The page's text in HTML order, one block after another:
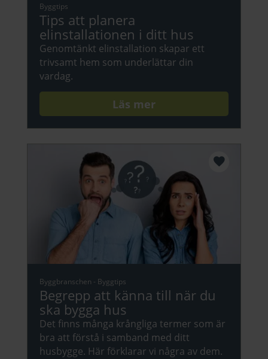
Byggtips
Tips att planera
elinstallationen i ditt hus
Genomtänkt elinstallation skapar ett
trivsamt hem som underlättar din
vardag.
Läs mer
Byggbranschen - Byggtips
Begrepp att känna till när du
ska bygga hus
Det finns många krångliga termer som är
bra att förstå i samband med ditt
husbygge. Här förklarar vi några av dem.